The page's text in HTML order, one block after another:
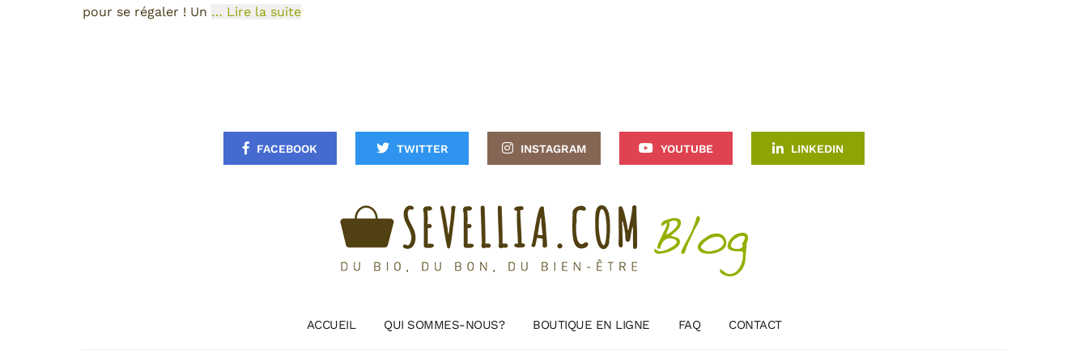
pour se régaler ! Un … Lire la suite
FACEBOOK TWITTER INSTAGRAM YOUTUBE LINKEDIN
ACCUEIL QUI SOMMES-NOUS? BOUTIQUE EN LIGNE FAQ CONTACT